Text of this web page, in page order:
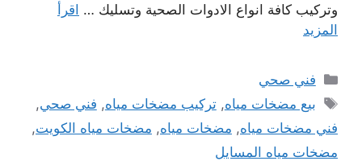
وتركيب كافة انواع الادوات الصحية وتسليك … اقرأ
المزيد
التصنيفات
فني صحي
الوسوم
بيع مضخات مياه,تركيب مضخات مياه, فني صحي,
فني مضخات مياه, مضخات مياه, مضخات مياه الكويت,
مضخات مياه المسايل